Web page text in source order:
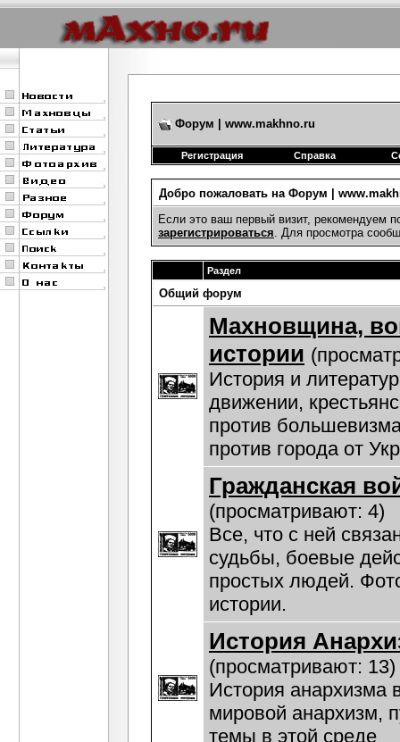
Форум | www.makhno.ru
Регистрация Справка
Добро пожаловать на Форум |
Если это ваш первый визит, рекомендуем
зарегистрироваться. Для просмотра
Раздел
Общий форум
Махновщина,
истории
История и
движении,
против
против города от
Гражданская
(просматривают: 4)
Все, что с ней
судьбы, боевые
простых людей.
истории.
История
(просматривают: 13)
История анархизма
мировой анархизм,
темы в этой среде